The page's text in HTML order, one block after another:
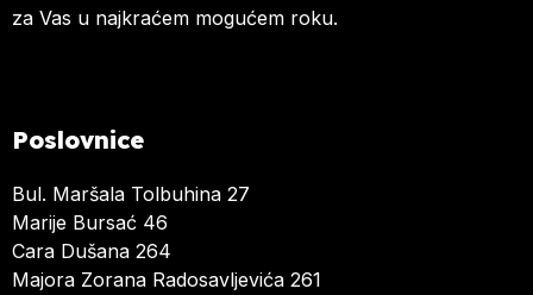
za Vas u najkraćem mogućem roku.
Poslovnice
Bul. Maršala Tolbuhina 27
Marije Bursać 46
Cara Dušana 264
Majora Zorana Radosavljevića 261